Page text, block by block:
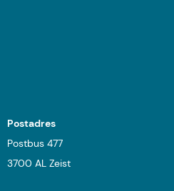
Postadres
Postbus 477
3700 AL Zeist